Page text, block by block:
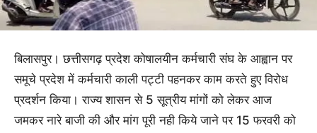
बिलासपुर। छत्तीसगढ़ प्रदेश कोषालयीन कर्मचारी संघ के आह्वान पर
समूचे प्रदेश में कर्मचारी काली पट्टी पहनकर काम करते हुए विरोध
प्रदर्शन किया। राज्य शासन से 5 सूत्रीय मांगों को लेकर आज
जमकर नारे बाजी की और मांग पूरी नही किये जाने पर 15 फरवरी को